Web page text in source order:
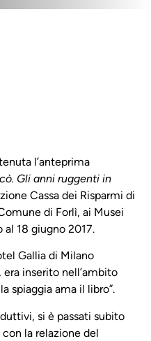
l’anteprima
Gli anni ruggenti in
Cassa dei Risparmi di
di Forlì, ai Musei
al 18 giugno 2017.
Gallia di Milano
inserito nell’ambito
spiaggia ama il libro”.
si è passati subito
la relazione del